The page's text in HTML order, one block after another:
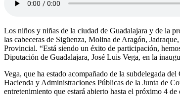
Los niños y niñas de la ciudad de Guadalajara y de la
las cabeceras de Sigüenza, Molina de Aragón,
Provincial. “Está siendo un éxito de participación,
Diputación de Guadalajara, José Luis Vega, en la
Vega, que ha estado acompañado de la subdelegada
Hacienda y Administraciones Públicas de la Junta de
entretenimiento que estará abierto hasta el próximo 4